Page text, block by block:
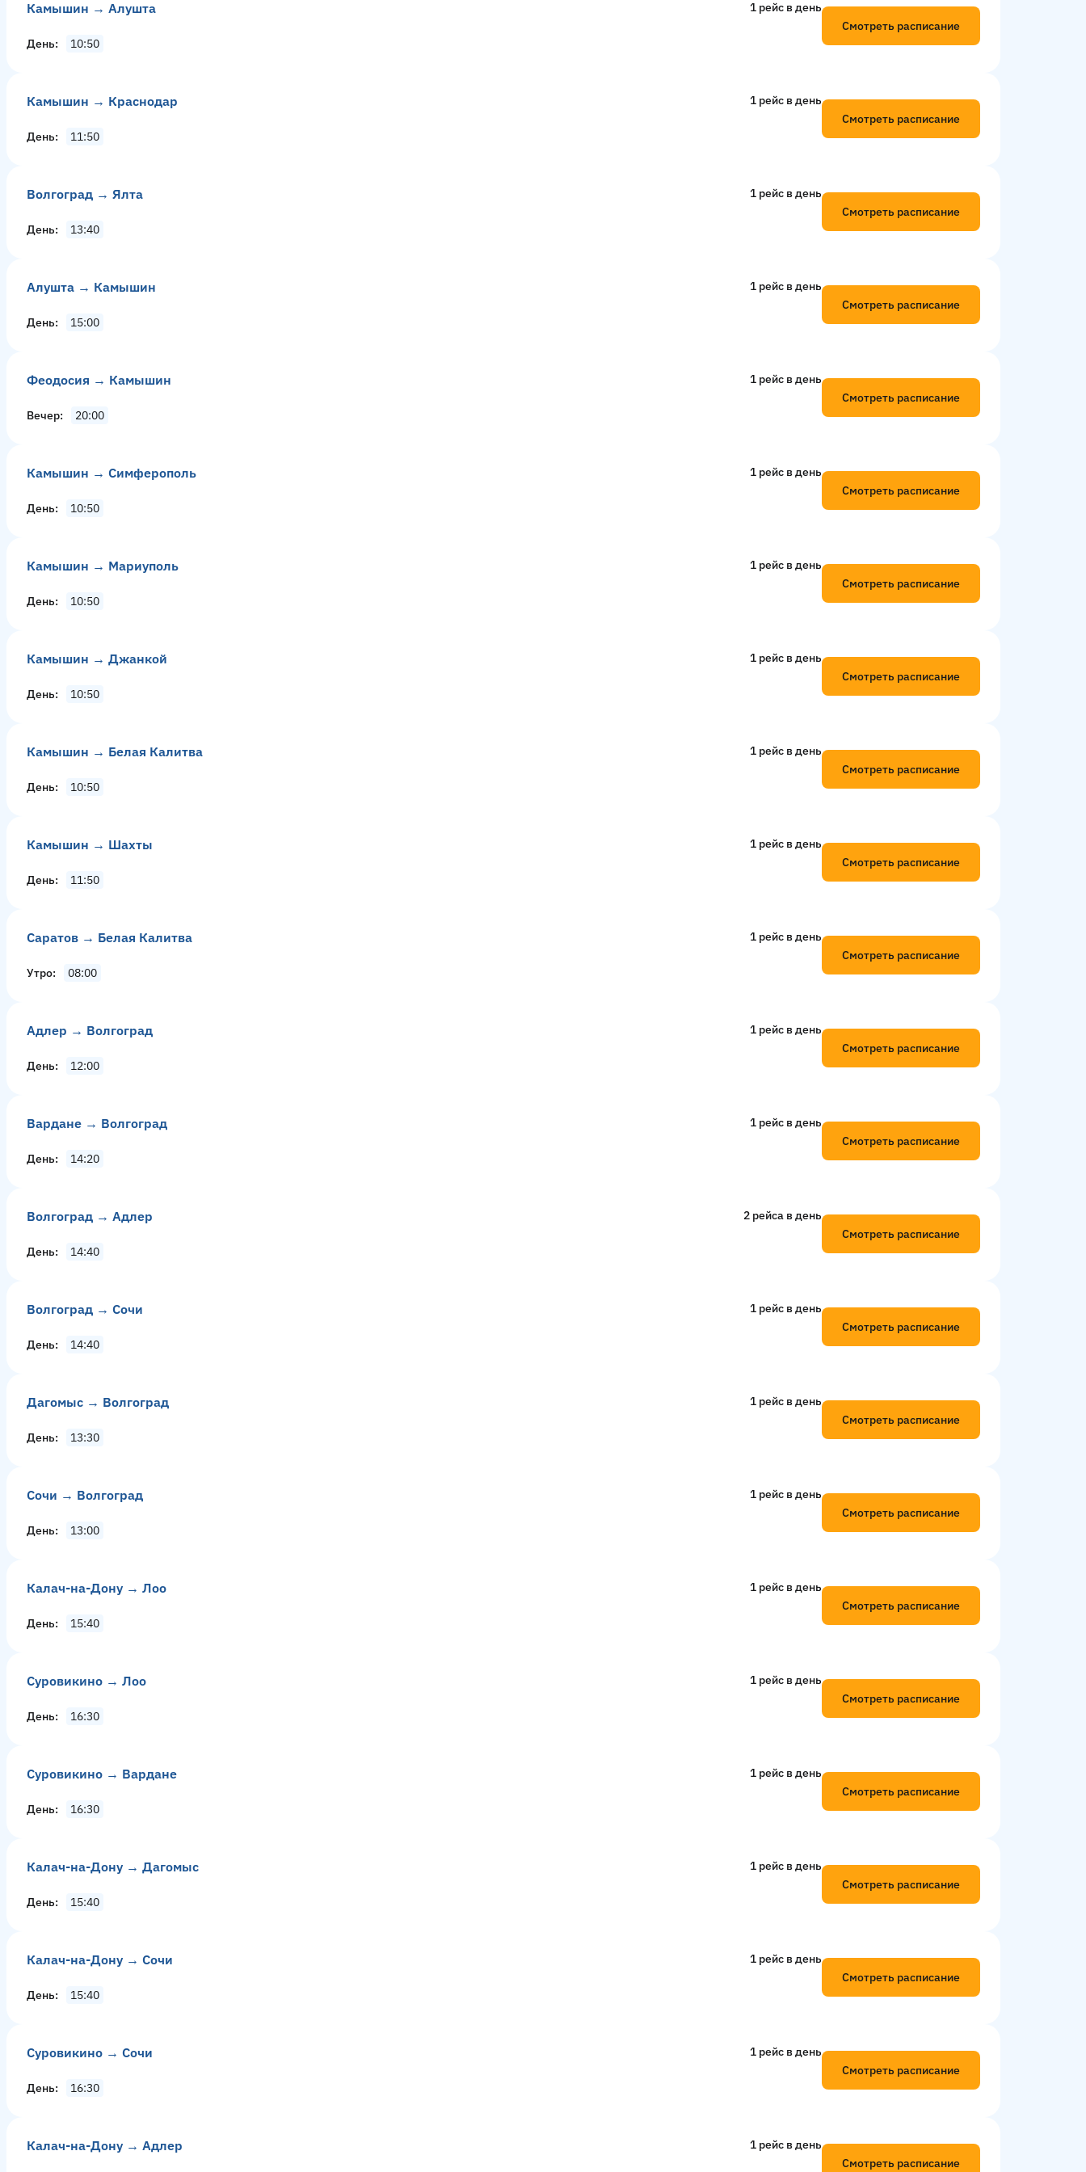
Камышин → Алушта 1 рейс в день
День 10:50
Смотреть расписание
Камышин → Краснодар 1 рейс в день
День 11:50
Смотреть расписание
Волгоград → Ялта 1 рейс в день
День 13:40
Смотреть расписание
Алушта → Камышин 1 рейс в день
День 15:00
Смотреть расписание
Феодосия → Камышин 1 рейс в день
Вечер 20:00
Смотреть расписание
Камышин → Симферополь 1 рейс в день
День 10:50
Смотреть расписание
Камышин → Мариуполь 1 рейс в день
День 10:50
Смотреть расписание
Камышин → Джанкой 1 рейс в день
День 10:50
Смотреть расписание
Камышин → Белая Калитва 1 рейс в день
День 10:50
Смотреть расписание
Камышин → Шахты 1 рейс в день
День 11:50
Смотреть расписание
Саратов → Белая Калитва 1 рейс в день
Утро 08:00
Смотреть расписание
Адлер → Волгоград 1 рейс в день
День 12:00
Смотреть расписание
Вардане → Волгоград 1 рейс в день
День 14:20
Смотреть расписание
Волгоград → Адлер 2 рейсa в день
День 14:40
Смотреть расписание
Волгоград → Сочи 1 рейс в день
День 14:40
Смотреть расписание
Дагомыс → Волгоград 1 рейс в день
День 13:30
Смотреть расписание
Сочи → Волгоград 1 рейс в день
День 13:00
Смотреть расписание
Калач-на-Дону → Лоо 1 рейс в день
День 15:40
Смотреть расписание
Суровикино → Лоо 1 рейс в день
День 16:30
Смотреть расписание
Суровикино → Вардане 1 рейс в день
День 16:30
Смотреть расписание
Калач-на-Дону → Дагомыс 1 рейс в день
День 15:40
Смотреть расписание
Калач-на-Дону → Сочи 1 рейс в день
День 15:40
Смотреть расписание
Суровикино → Сочи 1 рейс в день
День 16:30
Смотреть расписание
Калач-на-Дону → Адлер
1 рейс в день
Смотреть расписание